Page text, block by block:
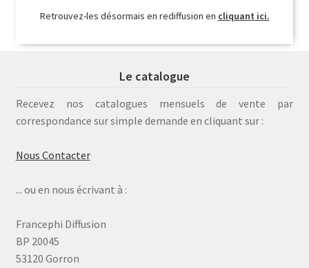
Retrouvez-les désormais en rediffusion en cliquant ici.
Le catalogue
Recevez nos catalogues mensuels de vente par
correspondance sur simple demande en cliquant sur :
Nous Contacter
... ou en nous écrivant à :
Francephi Diffusion
BP 20045
53120 Gorron